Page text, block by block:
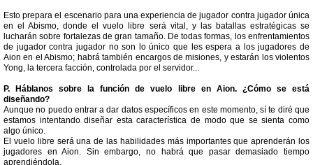
Esto prepara el escenario para una experiencia de jugador contra jugador única
en el Abismo, donde el vuelo libre será vital, y las batallas estratégicas se
lucharán sobre fortalezas de gran tamaño. De todas formas, los enfrentamientos
de jugador contra jugador no son lo único que les espera a los jugadores de
Aion en el Abismo; habrá también encargos de misiones, y estarán los violentos
Yong, la tercera facción, controlada por el servidor...
P. Háblanos sobre la función de vuelo libre en Aion. ¿Cómo se está
diseñando?
Aunque no puedo entrar a dar datos específicos en este momento, sí te diré que
estamos intentando diseñar esta característica de modo que se sienta como
algo único.
El vuelo libre será una de las habilidades más importantes que aprenderán los
jugadores en Aion. Sin embargo, no habrá que pasar demasiado tiempo
aprendiéndola.